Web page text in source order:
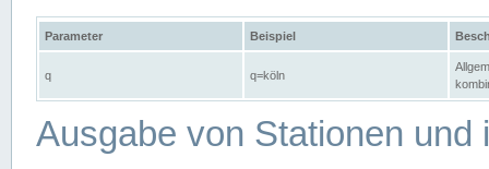
Parameter Beispiel
q q=köln
Ausgabe von Stationen und